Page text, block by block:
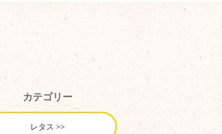
カテゴリー
レタス